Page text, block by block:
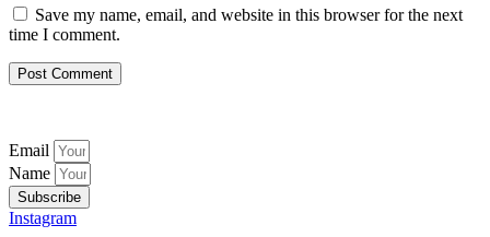
Save my name, email, and website in this browser for the next
time I comment.
Email
Name
Subscribe
Instagram